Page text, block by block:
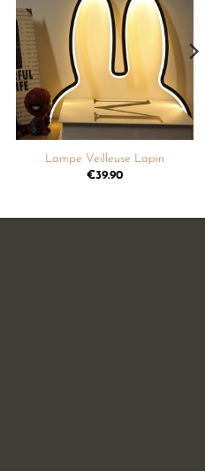
Ajouter
à la
liste de
souhaits
Lampe Veilleuse Lapin
€39.90